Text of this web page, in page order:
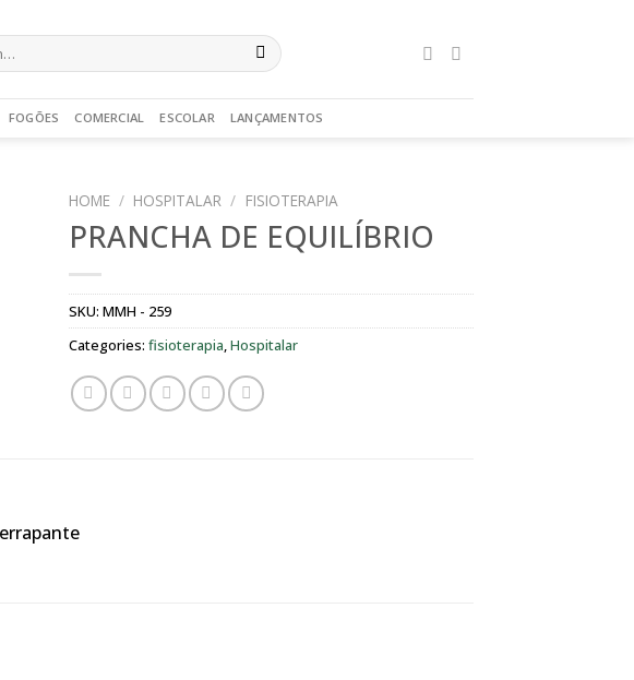
FOGÕES COMERCIAL ESCOLAR LANÇAMENTOS
HOME / HOSPITALAR / FISIOTERAPIA
PRANCHA DE EQUILÍBRIO
SKU:MMH - 259
Categories:fisioterapia,Hospitalar